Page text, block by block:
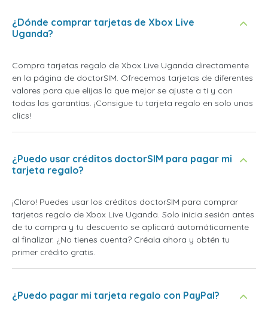
¿Dónde comprar tarjetas de Xbox Live
Uganda?
Compra tarjetas regalo de Xbox Live Uganda directamente
en la página de doctorSIM. Ofrecemos tarjetas de diferentes
valores para que elijas la que mejor se ajuste a ti y con
todas las garantías. ¡Consigue tu tarjeta regalo en solo unos
clics!
¿Puedo usar créditos doctorSIM para pagar mi
tarjeta regalo?
¡Claro! Puedes usar los créditos doctorSIM para comprar
tarjetas regalo de Xbox Live Uganda. Solo inicia sesión antes
de tu compra y tu descuento se aplicará automáticamente
al finalizar. ¿No tienes cuenta? Créala ahora y obtén tu
primer crédito gratis.
¿Puedo pagar mi tarjeta regalo con PayPal?